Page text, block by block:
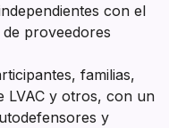
con el
proveedores
familias,
LVAC y otros, con un
y